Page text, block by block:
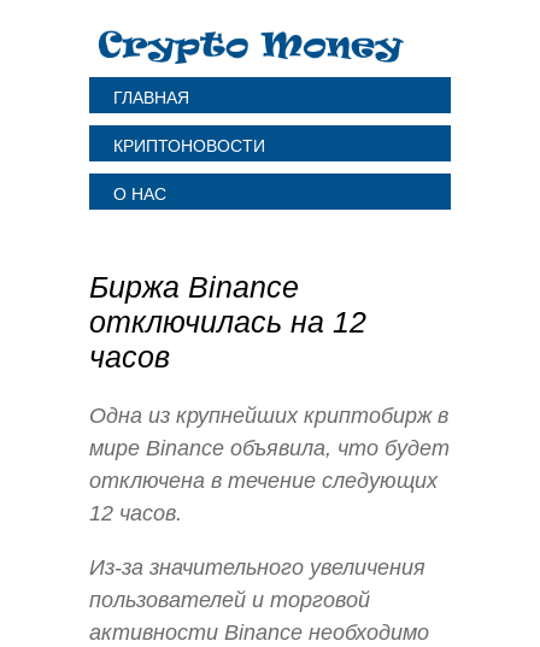
ГЛАВНАЯ
КРИПТОНОВОСТИ
О НАС
Биржа Binance
отключилась на 12
часов
Одна из крупнейших криптобирж в
мире Binance объявила, что будет
отключена в течение следующих
12 часов.
Из-за значительного увеличения
пользователей и торговой
активности Binance необходимо